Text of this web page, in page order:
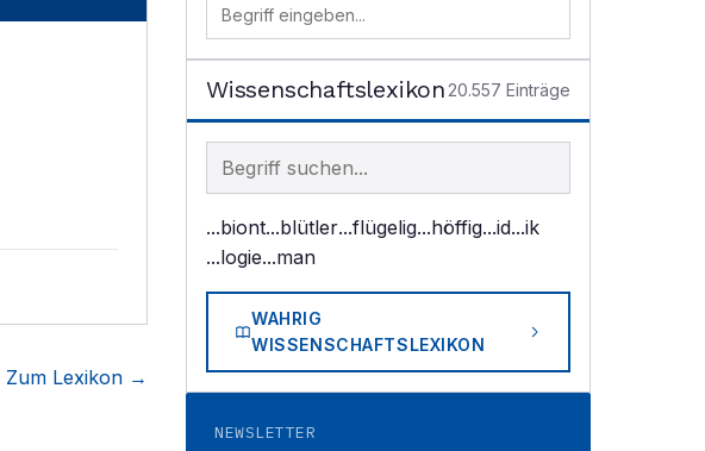
Zum Lexikon →
Wissenschaftslexikon 20.557 Einträge
Begriff im Lexikon suchen
...biont...blütler...flügelig...höffig...id...ik
...logie...man
WAHRIG
WISSENSCHAFTSLEXIKON
NEWSLETTER